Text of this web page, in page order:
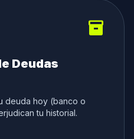
inventory_2
Deudas
deuda hoy (banco o
tu historial.